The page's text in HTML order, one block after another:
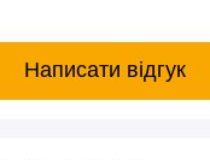
Написати відгук